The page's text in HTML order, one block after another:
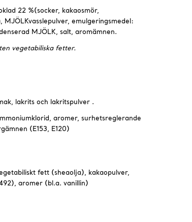
22 %(socker, kakaosmör,
MJÖLKvasslepulver, emulgeringsmedel:
MJÖLK, salt, aromämnen.
vegetabiliska fetter.
lakrits och lakritspulver .
aromer, surhetsreglerande
(E153, E120)
fett (sheaolja), kakaopulver,
aromer (bl.a. vanillin)